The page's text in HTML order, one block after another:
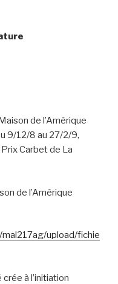
de l’Amérique
9/12/8 au 27/2/9,
Carbet de La
de l’Amérique
upload/fichie
à l’initiation